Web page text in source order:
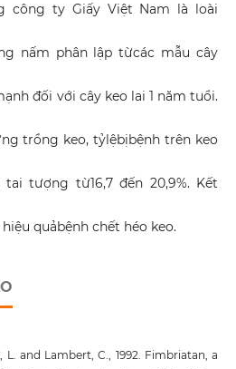
công ty Giấy Việt Nam là loài
nấm phân lập từcác mẫu cây
đối với cây keo lai 1 năm tuổi.
trồng keo, tỷlệbịbệnh trên keo
tượng từ16,7 đến 20,9%. Kết
quảbệnh chết héo keo.
L. and Lambert, C., 1992. Fimbriatan, a